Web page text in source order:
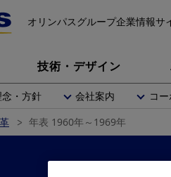
オリンパスグループ企業情報サ
技術・デザイン
・方針 会社案内 コ
年表 1960年～1969年